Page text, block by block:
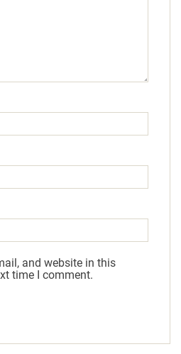
and website in this
time I comment.